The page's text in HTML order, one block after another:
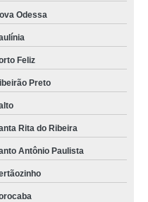
Odessa
Feliz
Preto
Rita do Ribeira
Antônio Paulista